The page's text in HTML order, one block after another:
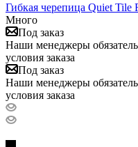
Гибкая черепица Quiet Tile
Много
Под заказ
Наши менеджеры
условия заказа
Под заказ
Наши менеджеры
условия заказа